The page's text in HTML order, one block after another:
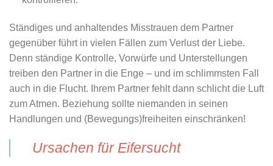
Ständiges und anhaltendes Misstrauen dem Partner
gegenüber führt in vielen Fällen zum Verlust der Liebe.
Denn ständige Kontrolle, Vorwürfe und Unterstellungen
treiben den Partner in die Enge – und im schlimmsten Fall
auch in die Flucht. Ihrem Partner fehlt dann schlicht die Luft
zumAtmen. Beziehung sollte niemanden in seinen
Handlungen und (Bewegungs)freiheiten einschränken!
Ursachen für Eifersucht